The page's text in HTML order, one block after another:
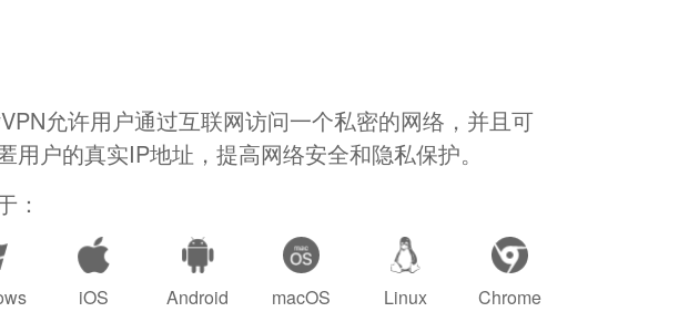
允许用户通过互联网访问一个私密的网络，并且可
用户的真实IP地址，提高网络安全和隐私保护。
：
iOS Android macOS Linux Chrome